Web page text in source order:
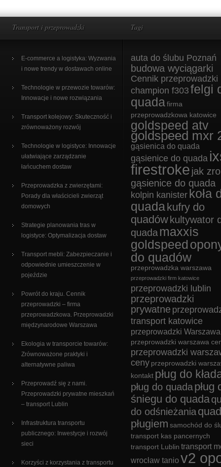
Transport i przeprowadzki
E-commerce a logistyka: Wyzwania
i nowe trendy w dostawach online
Technologie w przewozie towarów:
Innowacje i nowe rozwiązania
Transport kolejowy: Skuteczność i
zrównoważony rozwój
Technologie w logistyce: Innowacje
ułatwiające zarządzanie
łańcuchem dostaw
Przeprowadzka z zwierzętami:
Porady dla właścicieli zwierząt
domowych
Strategie planowania tras w
logistyce: Optymalizacja dostaw
Transport mebli: Zabezpieczanie i
odpowiednie umieszczenie w
pojeździe
Powrót do kraju. Cennik
przeprowadzki – firma
przeprowadzkowa. Przeprowadzki
międzynarodowe Warszawa
Ekologia w transporcie towarów:
Zrównoważone praktyki i
alternatywne paliwa
Przeprowadź się z nami.
Przeprowadzki prywatne mieszkań
– transport Lublin
Infrastruktura transportu
publicznego: Inwestycje i rozwój
sieci
Korzyści z korzystania z transportu
Tagi
auta do ślubu Poznań
budowa wyciągarki
Cennik przeprowadzki
champion f303 felgi
quada firma
przeprowadzkowa katowice
goldspeed atv
goldspeed mxr
gąsienica do quada
gąsienice do quada
firestroke jak
gąsienice do quada
kolpin kanister koła
quada kufry do
quadów kultywator
quada maxxis
goldspeed
do quadów
przeprowadzka warszawa
przeprowadzki firm katowice
przeprowadzki lublin
przeprowadzki
prywatne
transport katowice
przeprowadzki Warszawa
przeprowadzki warszawa
przeprowadzki
ceny przeprowadzki
kontakt pług do
pług do quada pług
śniegu do quada
do odśnieżania
pługiem samochód do
transport kas pancernych
transport Lublin transport
wrocław tanio v2